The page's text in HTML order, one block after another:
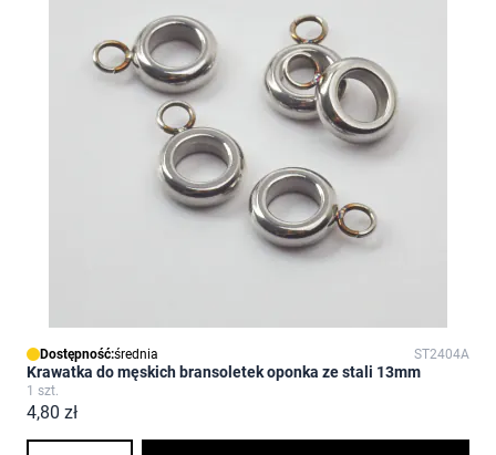
Dostępność:średnia ST2404A
Krawatka do męskich bransoletek oponka ze stali 13mm
1 szt.
4,80 zł